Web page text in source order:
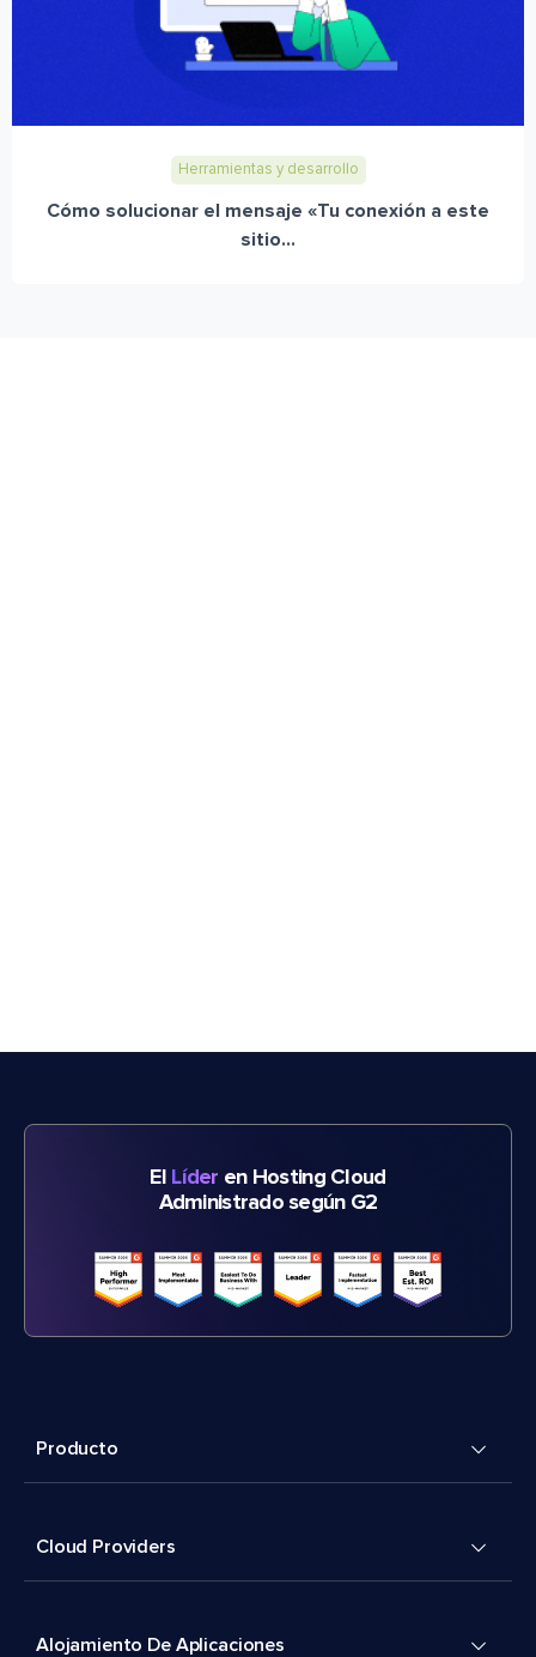
Herramientas y desarrollo
Cómo solucionar el mensaje «Tu conexión a este
sitio...
El Líder en Hosting Cloud
Administrado según G2
Producto
Cloud Providers
Alojamiento De Aplicaciones